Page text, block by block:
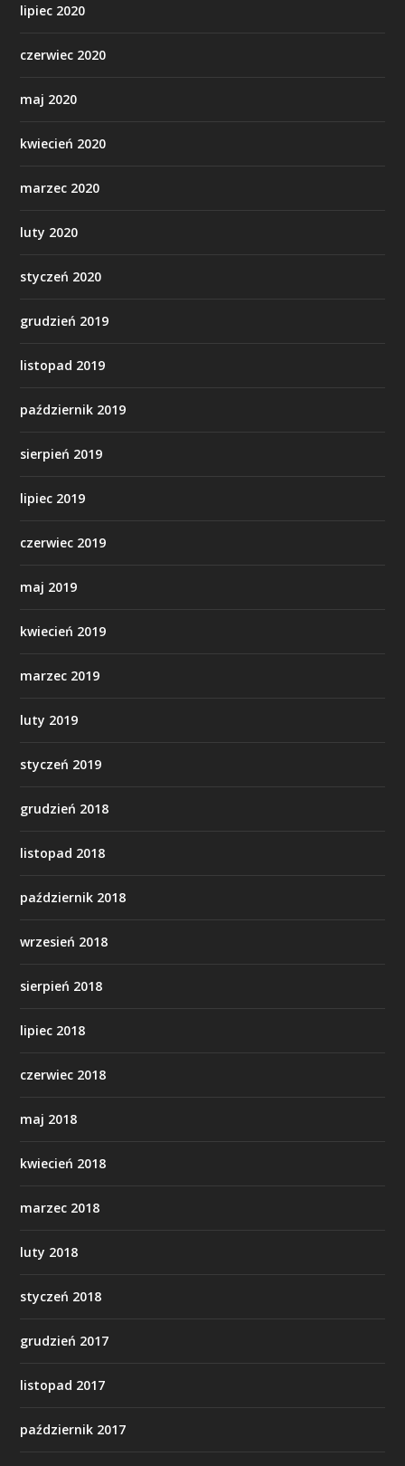
lipiec 2020
czerwiec 2020
maj 2020
kwiecień 2020
marzec 2020
luty 2020
styczeń 2020
grudzień 2019
listopad 2019
październik 2019
sierpień 2019
lipiec 2019
czerwiec 2019
maj 2019
kwiecień 2019
marzec 2019
luty 2019
styczeń 2019
grudzień 2018
listopad 2018
październik 2018
wrzesień 2018
sierpień 2018
lipiec 2018
czerwiec 2018
maj 2018
kwiecień 2018
marzec 2018
luty 2018
styczeń 2018
grudzień 2017
listopad 2017
październik 2017